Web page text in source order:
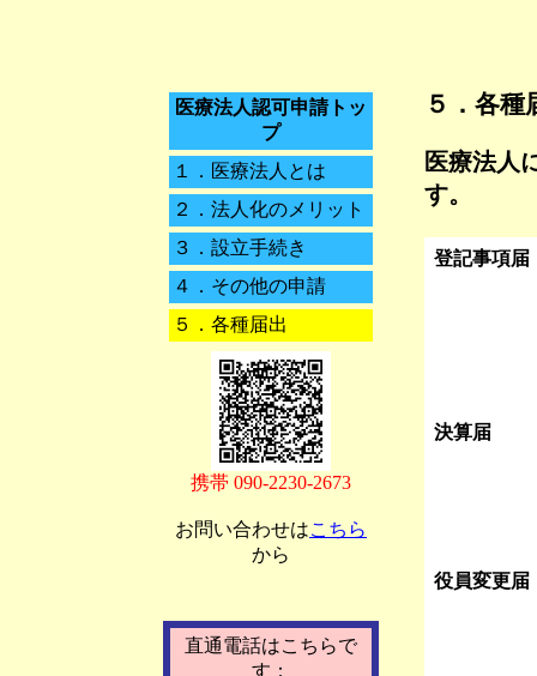
医療法人認可申請トッ
プ
１． 医療法人とは
２． 法人化のメリット
３． 設立手続き
４． その他の申請
５． 各種届出
携帯 090-2230-2673
お問い合わせはこちら
から
直通電話はこちらで
す：
５． 各種
医療法人
す。
登記事項届
決算届
役員変更届